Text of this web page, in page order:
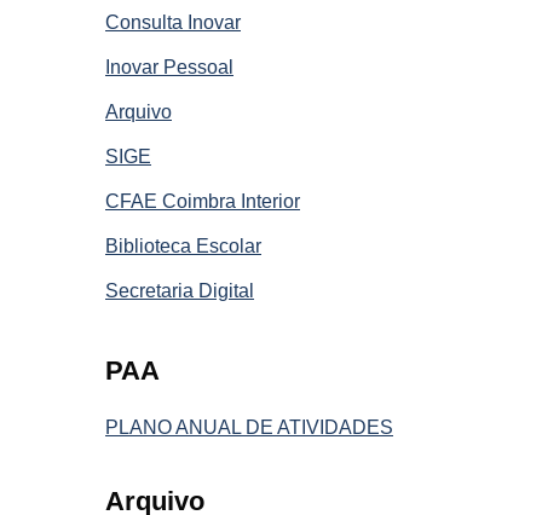
Consulta Inovar
Inovar Pessoal
Arquivo
SIGE
CFAE Coimbra Interior
Biblioteca Escolar
Secretaria Digital
PAA
PLANO ANUAL DE ATIVIDADES
Arquivo